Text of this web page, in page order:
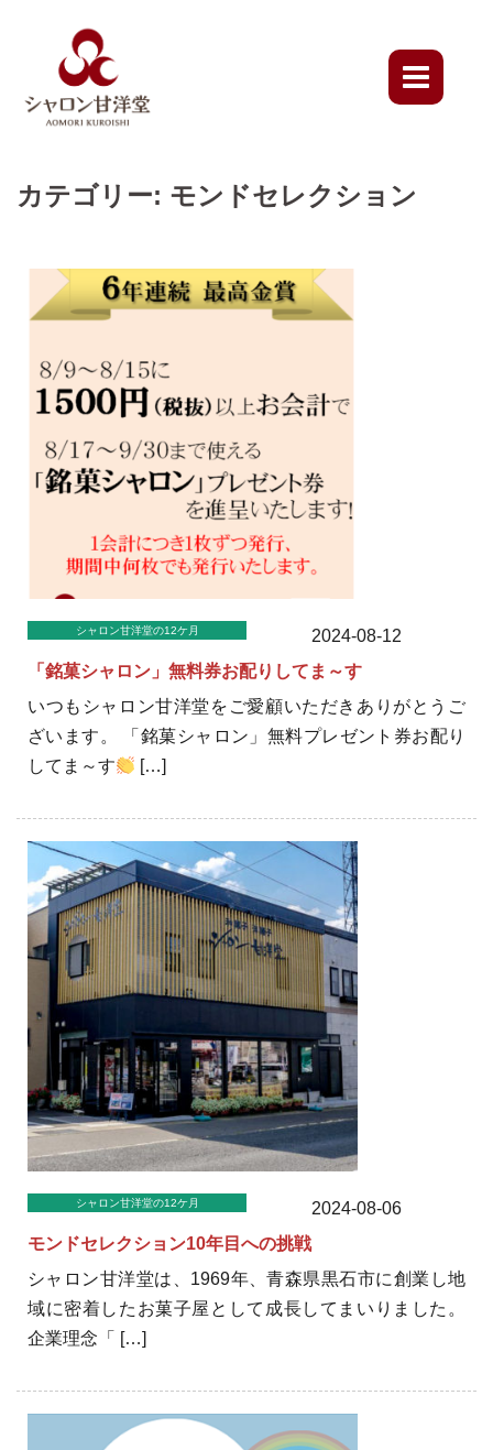
カテゴリー: モンドセレクション
シャロン甘洋堂の12ケ月
2024-08-12
「銘菓シャロン」無料券お配りしてま～す
いつもシャロン甘洋堂をご愛顧いただきありがとうご
ざいます。 「銘菓シャロン」無料プレゼント券お配り
してま～す
[…]
シャロン甘洋堂の12ケ月
2024-08-06
モンドセレクション10年目への挑戦
シャロン甘洋堂は、1969年、青森県黒石市に創業し地
域に密着したお菓子屋として成長してまいりました。
企業理念「 […]